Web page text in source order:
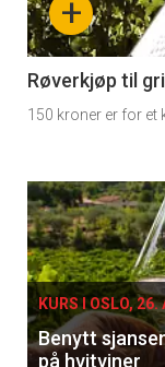
section
11
Ukens
vin
+
Røverkjøp til
150 kroner er for et
Events
single
KURS I OSLO,
Benytt
på hvitviner